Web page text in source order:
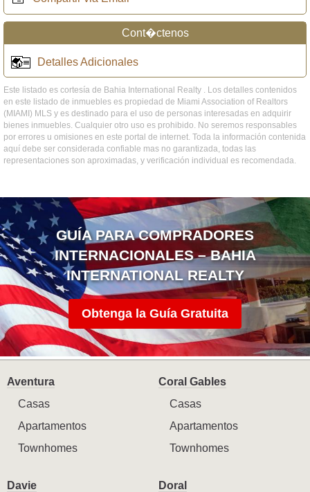
Cont�ctenos
Detalles Adicionales
Este listado es cortesía de Bahia International Realty . Los detalles contenidos
en este listado de inmuebles es propiedad de Miami Association of Realtors
(MIAMI) MLS y es destinado para el uso de personas interesadas en adquirir
bienes inmuebles. Cualquier otro uso es prohibido. No seremos responsables
por errores u omisiones en este portal de internet. Toda la información contenida
aquí debe ser considerada confiable mas no garantizada, todas las
representaciones son aproximadas, y verificación individual es recomendada.
GUÍA PARA COMPRADORES
INTERNACIONALES – BAHIA
INTERNATIONAL REALTY
Obtenga la Guía Gratuita
Aventura
Casas
Apartamentos
Townhomes
Coral Gables
Casas
Apartamentos
Townhomes
Davie
Doral